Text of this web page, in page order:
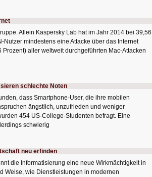
Allein Kaspersky Lab hat im Jahr 2014 bei 39,56
Nutzer mindestens eine Attacke über das Internet
Prozent) aller weltweit durchgeführten Mac-Attacken
schlechte Noten
dass Smartphone-User, die ihre mobilen
ängstlich, unzufrieden und weniger
454 US-College-Studenten befragt. Eine
schwierig
neu erfinden
die Informatisierung eine neue Wirkmächtigkeit in
Weise, wie Dienstleistungen in modernen